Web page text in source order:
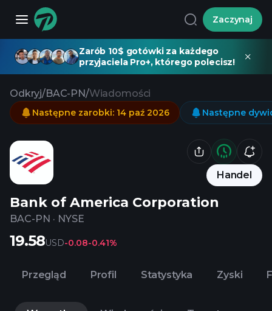
Zaczynaj
Zarób 10$ gotówki za każdego
przyjaciela Pro+, którego polecisz!
Odkryj/BAC-PN/Wiadomości
Handel
Bank of America Corporation
BAC-PN · NYSE
Następne zarobki: 14 paź 2026 Następne
19.58USD-0.08-0.41%
Przegląd Profil Statystyka Zyski